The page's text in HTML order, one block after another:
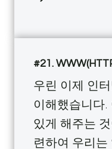
#21.
우린 이제 인
이해했습니다.
있게 해주는
련하여 우리는